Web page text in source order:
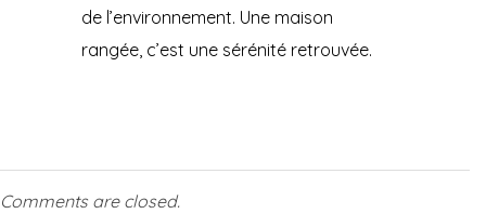
de l’environnement. Une maison
rangée, c’est une sérénité retrouvée.
Comments are closed.